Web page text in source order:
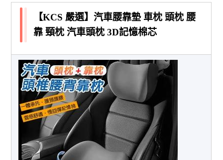
【KCS 嚴選】汽車腰靠墊 車枕 頭枕 腰
靠 頸枕 汽車頭枕 3D記憶棉芯